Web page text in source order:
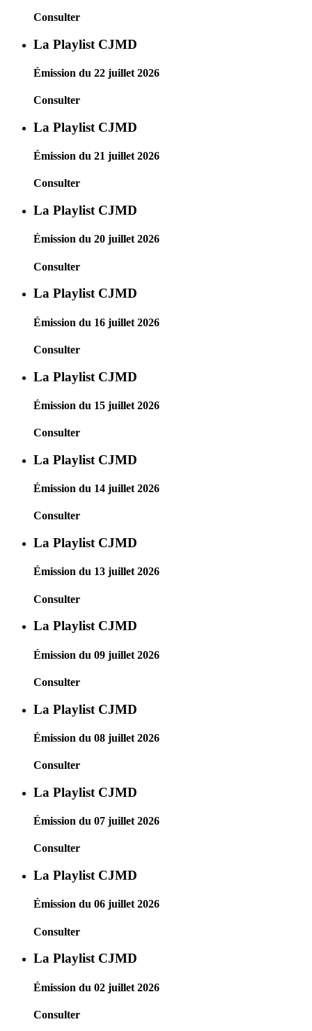
Consulter
La Playlist CJMD
Émission du 22 juillet 2026
Consulter
La Playlist CJMD
Émission du 21 juillet 2026
Consulter
La Playlist CJMD
Émission du 20 juillet 2026
Consulter
La Playlist CJMD
Émission du 16 juillet 2026
Consulter
La Playlist CJMD
Émission du 15 juillet 2026
Consulter
La Playlist CJMD
Émission du 14 juillet 2026
Consulter
La Playlist CJMD
Émission du 13 juillet 2026
Consulter
La Playlist CJMD
Émission du 09 juillet 2026
Consulter
La Playlist CJMD
Émission du 08 juillet 2026
Consulter
La Playlist CJMD
Émission du 07 juillet 2026
Consulter
La Playlist CJMD
Émission du 06 juillet 2026
Consulter
La Playlist CJMD
Émission du 02 juillet 2026
Consulter